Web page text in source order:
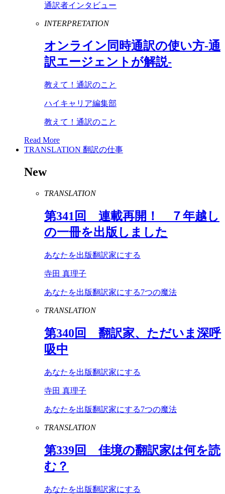
通訳者インタビュー
INTERPRETATION
オンライン同時通訳の使い方-通
訳エージェントが解説-
教えて！通訳のこと
ハイキャリア編集部
教えて！通訳のこと
Read More
TRANSLATION 翻訳の仕事
New
TRANSLATION
第341 回 連載再開！ ７年越し
の一冊を出版しました
あなたを出版翻訳家にする
寺田 真理子
あなたを出版翻訳家にする7つの魔法
TRANSLATION
第340回 翻訳家、ただいま深呼
吸中
あなたを出版翻訳家にする
寺田 真理子
あなたを出版翻訳家にする7つの魔法
TRANSLATION
第339回 佳境の翻訳家は何を読
む？
あなたを出版翻訳家にする